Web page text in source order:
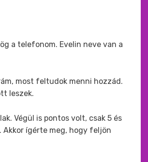
a telefonom. Evelin neve van a
most feltudok menni hozzád.
leszek.
Végül is pontos volt, csak 5 és
ígérte meg, hogy feljön